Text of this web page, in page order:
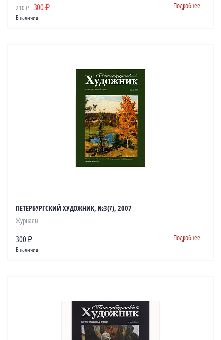
210 ₽ 300 ₽ Подробнее
В наличии
ПЕТЕРБУРГСКИЙ ХУДОЖНИК, №3(7), 2007
Журналы
300 ₽ Подробнее
В наличии